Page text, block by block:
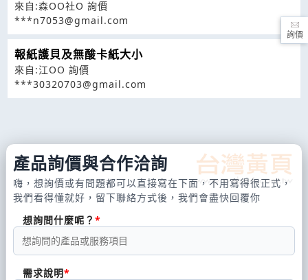
來自:森OO社O 詢價
***n7053@gmail.com
報紙護貝及無酸卡紙大小
來自:江OO 詢價
***30320703@gmail.com
產品詢價與合作洽詢
嗨，想詢價或有問題都可以直接寫在下面，不用寫得很正式，
我們看得懂就好，留下聯絡方式後，我們會盡快回覆你
想詢問什麼呢？
需求說明
詢價